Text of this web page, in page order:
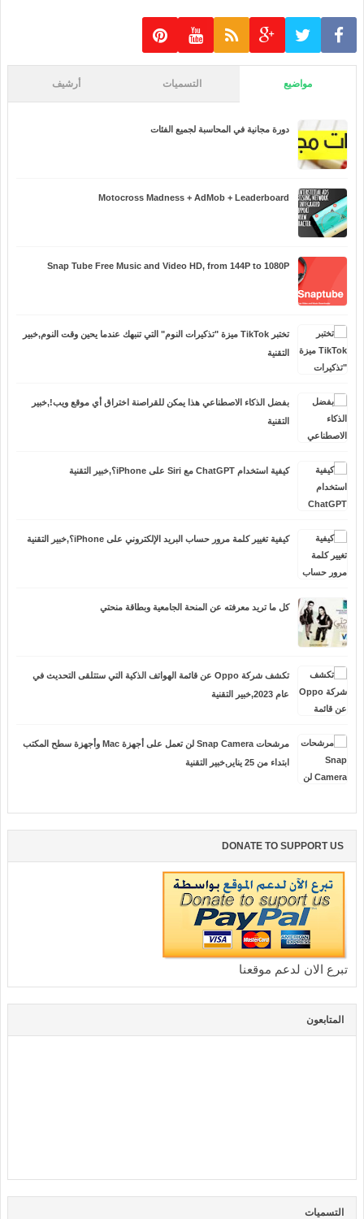
مواضيع التسميات أرشيف
دورة مجانية في المحاسبة لجميع الفئات
Motocross Madness + AdMob + Leaderboard
Snap Tube Free Music and Video HD, from 144P to 1080P
تختبر TikTok ميزة "تذكيرات النوم" التي تنبهك عندما يحين وقت النوم,خبير
التقنية
بفضل الذكاء الاصطناعي هذا يمكن للقراصنة اختراق أي موقع ويب!,خبير
التقنية
كيفية استخدام ChatGPT مع Siri على iPhone؟,خبير التقنية
كيفية تغيير كلمة مرور حساب البريد الإلكتروني على iPhone؟,خبير التقنية
كل ما تريد معرفته عن المنحة الجامعية وبطاقة منحتي
تكشف شركة Oppo عن قائمة الهواتف الذكية التي ستتلقى التحديث في
عام 2023,خبير التقنية
مرشحات Snap Camera لن تعمل على أجهزة Mac وأجهزة سطح المكتب
ابتداء من 25 يناير,خبير التقنية
DONATE TO SUPPORT US
تبرع الان لدعم موقعنا
المتابعون
التسميات